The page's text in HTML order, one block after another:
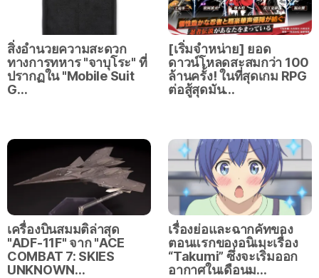
สิ่งอำนวยความสะดวก
ทางการทหาร "จาบุโระ" ที่
ปรากฏใน "Mobile Suit
G…
[เริ่มจำหน่าย] ยอด
ดาวน์โหลดสะสมกว่า 100
ล้านครั้ง! ในที่สุดเกม RPG
ต่อสู้สุดมัน…
เครื่องบินสมมติล่าสุด
"ADF-11F" จาก "ACE
COMBAT 7: SKIES
UNKNOWN…
เรื่องย่อและฉากคัทของ
ตอนแรกของอนิเมะเรื่อง
“Takumi” ซึ่งจะเริ่มออก
อากาศในเดือนม…